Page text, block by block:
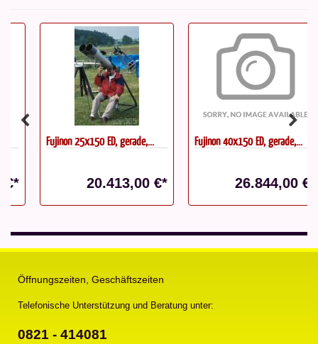
Fujinon 25x150 ED, gerade,...
20.413,00 €*
Fujinon 40x150 ED, gerade,...
26.844,00 €*
Öffnungszeiten, Geschäftszeiten
Telefonische Unterstützung und Beratung unter:
0821 - 414081